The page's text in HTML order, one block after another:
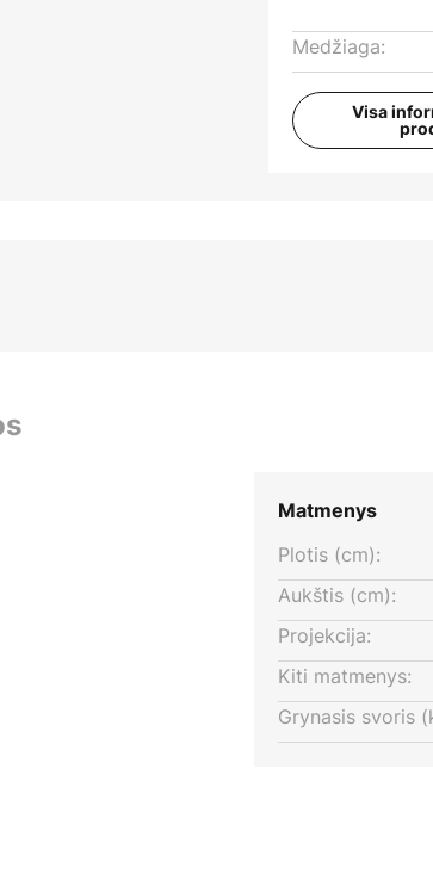
Medžiaga:
Visa
Matmenys
Plotis (cm):
Aukštis (cm):
Projekcija:
Kiti matmenys:
Grynasis svoris